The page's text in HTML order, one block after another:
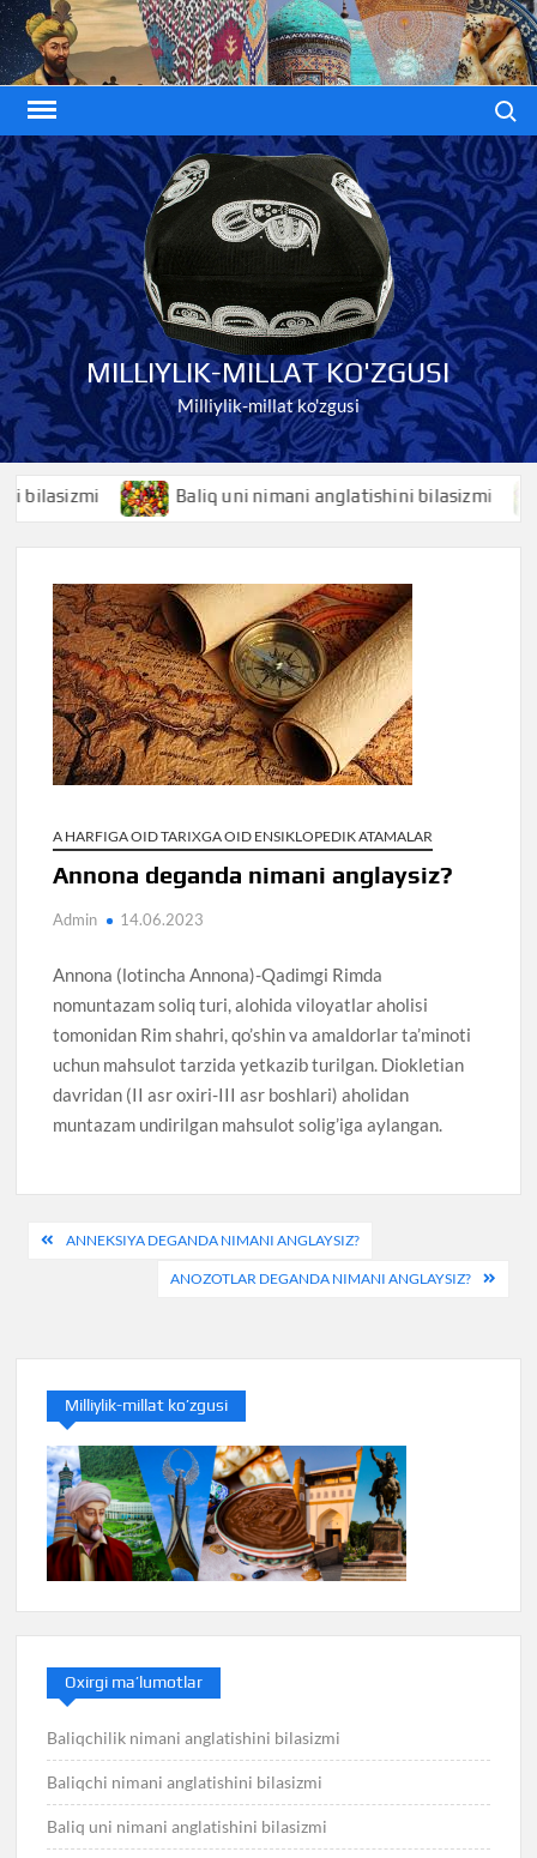
Skip
to
content
MILLIYLIK-MILLAT KO'ZGUSI
Milliylik-millat ko'zgusi
Baliq uni nimani anglatishini bilasizmi
A HARFIGA OID TARIXGA OID ENSIKLOPEDIK ATAMALAR
Annona deganda nimani anglaysiz?
Admin 14.06.2023
Annona (lotincha Annona)-Qadimgi Rimda
nomuntazam soliq turi, alohida viloyatlar aholisi
tomonidan Rim shahri, qo’shin va amaldorlar ta’minoti
uchun mahsulot tarzida yetkazib turilgan. Diokletian
davridan (II asr oxiri-III asr boshlari) aholidan
muntazam undirilgan mahsulot solig’iga aylangan.
PostANNEKSIYA DEGANDA NIMANI ANGLAYSIZ?
ANOZOTLAR DEGANDA NIMANI ANGLAYSIZ?
Milliylik-millat ko’zgusi
Oxirgi ma’lumotlar
Baliqchilik nimani anglatishini bilasizmi
Baliqchi nimani anglatishini bilasizmi
Baliq uni nimani anglatishini bilasizmi